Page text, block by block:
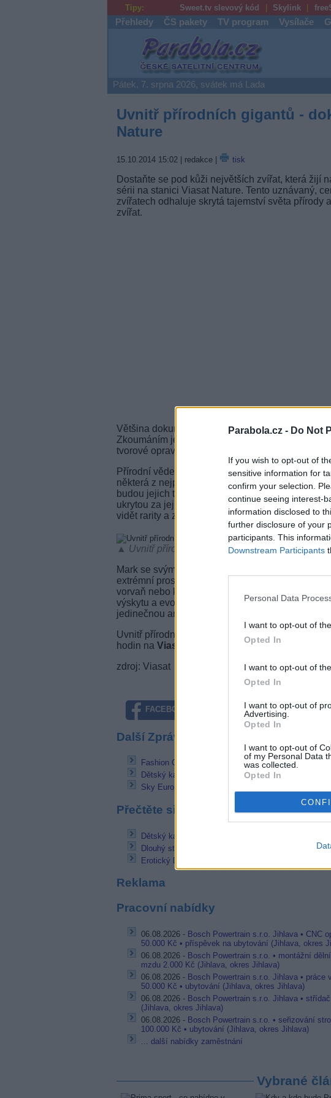
Parabola.cz - Do Not
If you wish to opt-out of
sensitive information for
confirm your selection.
continue seeing interest-
information disclosed to
further disclosure of your
participants. This
Downstream Participants
Personal Data
I want to opt-out of
Opted In
I want to opt-out of
Opted In
I want to opt-out of
Advertising.
Opted In
I want to opt-out of
of my Personal Data
was collected.
Opted In
Tipy: Sweet.tv slevový kód Skylink
Přehledy ČS pakety TV program Vysílače
Parabola.cz
Pátek, 7. srpna 2026, svátek má Lada
Uvnitř přírodních gigantů -
Nature
15.10.2014 15:02| redakce | tisk
Dostaňte se pod kůži největších zvířat, která žijí
sérii na stanici Viasat Nature. Tento uznávaný,
zvířatech odhaluje skrytá tajemství světa přírody
zvířat.
Většina dokumentů o volně žijících živočiších
Zkoumáním jejich anatomie ale seriál Uvnitř
tvorové opravdu žijí a fungují.
Přírodní vědec Mark Evans a tým odborníků na
některá z nejpopulárnějších a tajemných
budou jejich těla otevírat a důkladně zkoumat,
ukrytou za jejich mnohaletou evolucí a
vidět rarity a zázraky přírody, které jsou
▲ Uvnitř přírodních gigantů - doku série na
Mark se svým týmem procestuje doslova celý
extrémní prostředí utvářelo podivná a úžasná
vorvaň nebo kožatka velká. Biolog Simon Watt
výskytu a evoluční biolog Richard Dawkins pak
jedinečnou anatomii.
Uvnitř přírodních gigantů vždy v pondělí od 17.
hodin na Viasat Nature
zdroj: Viasat
FACEBOOK TWITTER
Další Zprávičky
Fashion One s jiným programem FTA na 28,5E
Dětský kanál Boomerang prochází rebrandem
Sky Europe dostal zelenou od německých regulátorů
Přečtěte si také
Dětský kanál Boomerang prochází rebrandem
Dlouhý stín - doku seriál na Viasat History
Erotický Dusk! rozšiřuje distribuci v Evropě
Reklama
Pracovní nabídky
06.08.2026 - Bosch Powertrain s.r.o. Jihlava • CNC
50.000 Kč • příspěvek na ubytování (Jihlava, okres
06.08.2026 - Bosch Powertrain s.r.o. • montážní
mzdu 2.000 Kč (Jihlava, okres Jihlava)
06.08.2026 - Bosch Powertrain s.r.o. Jihlava • práce
50.000 Kč • ubytování (Jihlava, okres Jihlava)
06.08.2026 - Bosch Powertrain s.r.o. Jihlava •
(Jihlava, okres Jihlava)
06.08.2026 - Bosch Powertrain s.r.o. • seřizování
100.000 Kč • ubytování (Jihlava, okres Jihlava)
... další nabídky zaměstnání
Vybrané